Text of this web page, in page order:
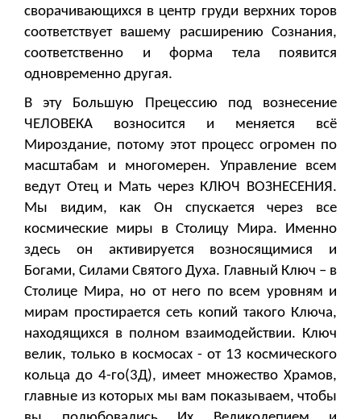
сворачивающихся в центр груди верхних торов
соответствует вашему расширению Сознания,
соответственно и форма тела появится
одновременно другая.
В эту Большую Прецессию под вознесение
ЧЕЛОВЕКА возносится и меняется всё
Мироздание, потому этот процесс огромен по
масштабам и многомерен. Управление всем
ведут Отец и Мать через КЛЮЧ ВОЗНЕСЕНИЯ.
Мы видим, как Он спускается через все
космические миры в Столицу Мира. Именно
здесь он активируется возносящимися и
Богами, Силами Святого Духа. Главный Ключ – в
Столице Мира, но от него по всем уровням и
мирам простирается сеть копий такого Ключа,
находящихся в полном взаимодействии. Ключ
велик, только в космосах - от 13 космического
кольца до 4-го(3Д), имеет множество Храмов,
главные из которых мы вам показываем, чтобы